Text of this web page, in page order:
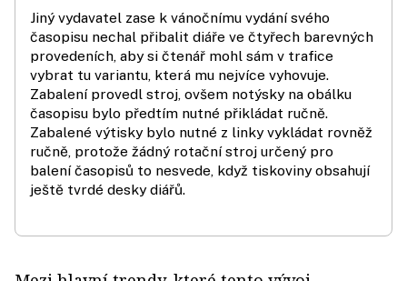
Jiný vydavatel zase k vánočnímu vydání svého
časopisu nechal přibalit diáře ve čtyřech barevných
provedeních, aby si čtenář mohl sám v trafice
vybrat tu variantu, která mu nejvíce vyhovuje.
Zabalení provedl stroj, ovšem notýsky na obálku
časopisu bylo předtím nutné přikládat ručně.
Zabalené výtisky bylo nutné z linky vykládat rovněž
ručně, protože žádný rotační stroj určený pro
balení časopisů to nesvede, když tiskoviny obsahují
ještě tvrdé desky diářů.